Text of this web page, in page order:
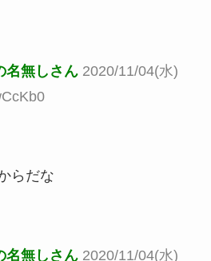
名無しさん 2020/11/04(水)
らだな
名無しさん 2020/11/04(水)